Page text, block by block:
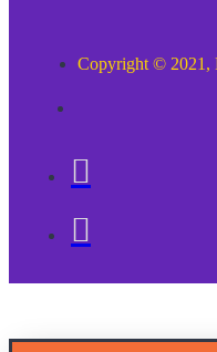
Copyright ©